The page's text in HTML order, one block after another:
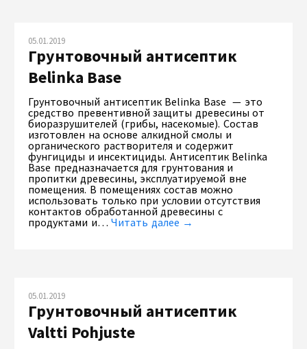
05.01.2019
Грунтовочный антисептик
Belinka Base
Грунтовочный антисептик Belinka Base — это
средство превентивной защиты древесины от
биоразрушителей (грибы, насекомые). Состав
изготовлен на основе алкидной смолы и
органического растворителя и содержит
фунгициды и инсектициды. Антисептик Belinka
Base предназначается для грунтования и
пропитки древесины, эксплуатируемой вне
помещения. В помещениях состав можно
использовать только при условии отсутствия
контактов обработанной древесины с
продуктами и…Читать далее →
05.01.2019
Грунтовочный антисептик
Valtti Pohjuste